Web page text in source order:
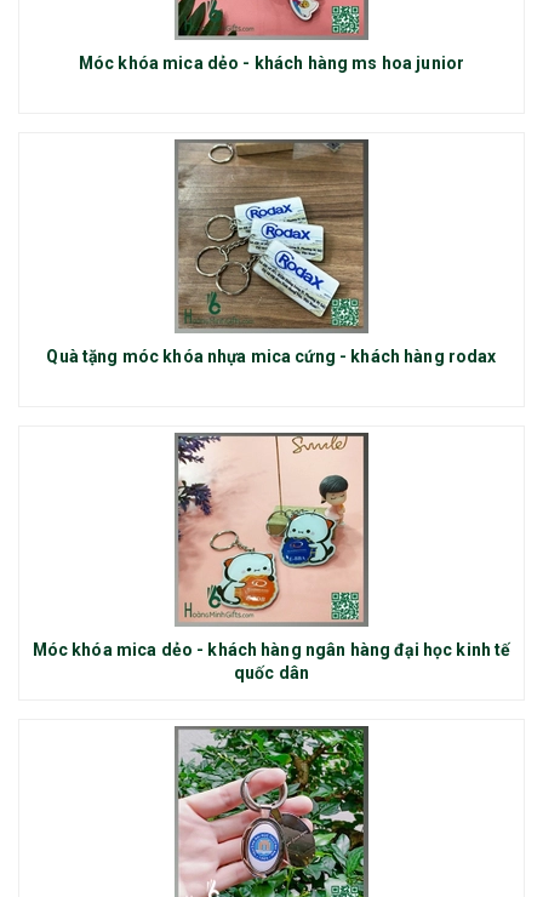
Móc khóa mica dẻo - khách hàng ms hoa junior
Quà tặng móc khóa nhựa mica cứng - khách hàng rodax
Móc khóa mica dẻo - khách hàng ngân hàng đại học kinh tế
quốc dân